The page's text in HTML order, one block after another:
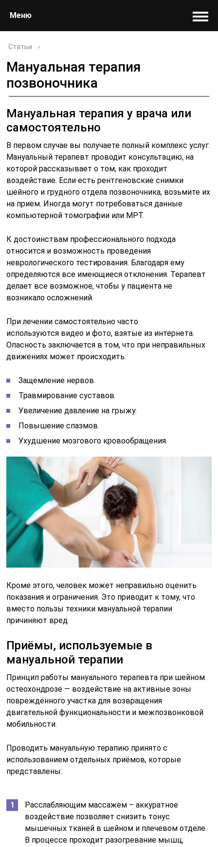
Меню
Статьи ›
Мануальная терапия
позвоночника
Мануальная терапия у врача или
самостоятельно
В первом случае вы получаете полный комплекс услуг.
Мануальный терапевт проводит консультацию, на
которой рассказывает о том, как проходит
воздействие. Если есть рентгеновские снимки
шейного и грудного отдела позвоночника, возьмите их
на прием. Иногда могут потребоваться данные
компьютерной томографии или МРТ.
К достоинствам профессионального подхода
относится и возможность проведения
неврологического тестирования. Благодаря ему
определяются все имеющиеся отклонения. Терапевт
делает все возможное, чтобы у пациента не
возникало осложнений.
При лечении самостоятельно часто
используются видео и фото, взятые из интернета.
Опасность заключается в том, что при неправильных
движениях может происходить:
Защемление нервов.
Травмирование суставов.
Увеличение давление на грыжу.
Повышение спазмов.
Ухудшение мозгового кровообращения.
Кроме этого, человек может неправильно оценить
показания и ограничения. Это приводит к тому, что
вместо пользы техники мануальной терапии
причиняют вред.
Приёмы, используемые в
мануальной терапии
Принцип работы мануального терапевта при шейном
остеохондрозе — воздействие на активные зоны
повреждённого участка для возвращения
двигательной функциональности и межпозвонковой
мобильности.
Проводить мануальную терапию принято с
использованием отдельных приёмов, которые
представлены:
Расслабляющим массажем – аккуратное
воздействие позволяет снизить тонус
мышечных тканей в шейном и плечевом отделе.
В процессе проходит разогревание мышц,